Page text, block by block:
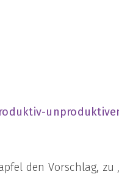
den Vorschlag, zu